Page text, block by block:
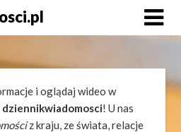
i oglądaj wideo w
dziennikwiadomosci! U nas
z kraju, ze świata, relacje